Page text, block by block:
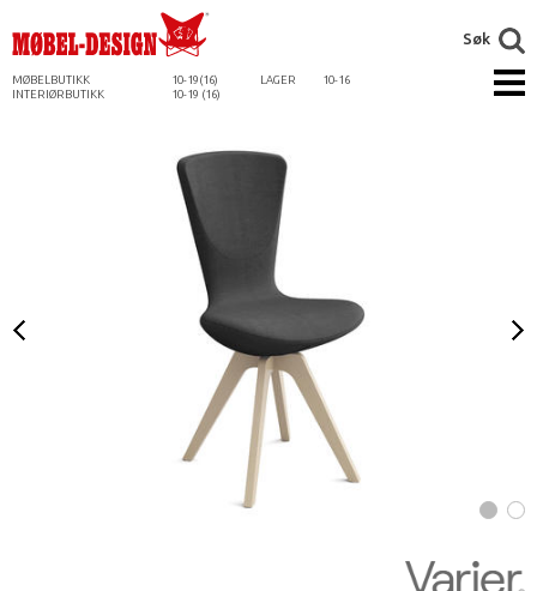
MØBELBUTIKK 10-19(16) LAGER
10-16
INTERIØRBUTIKK
10-19 (16)
Søk